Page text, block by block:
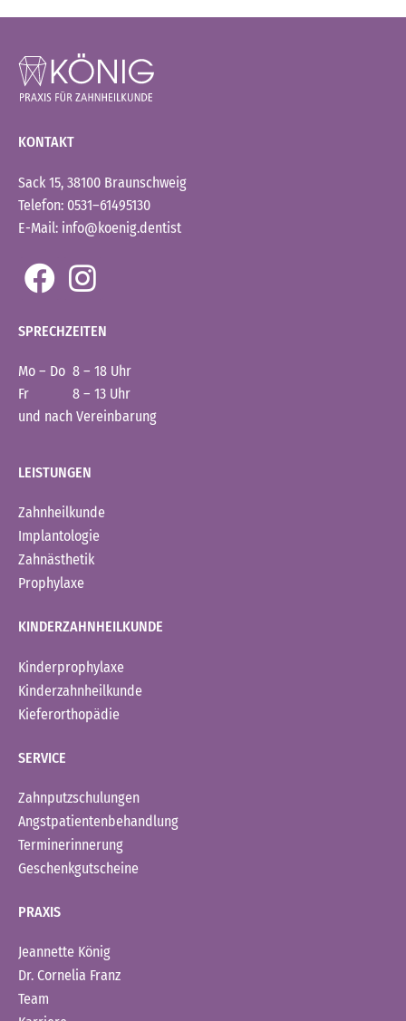
KONTAKT
Sack 15, 38100 Braunschweig
Telefon: 0531–61495130
E-Mail: info@koenig.dentist
SPRECHZEITEN
Mo – Do 8 – 18 Uhr
Fr 8 – 13 Uhr
und nach Vereinbarung
LEISTUNGEN
Zahnheilkunde
Implantologie
Zahnästhetik
Prophylaxe
KINDERZAHNHEILKUNDE
Kinderprophylaxe
Kinderzahnheilkunde
Kieferorthopädie
SERVICE
Zahnputzschulungen
Angstpatientenbehandlung
Terminerinnerung
Geschenkgutscheine
PRAXIS
Jeannette König
Dr. Cornelia Franz
Team